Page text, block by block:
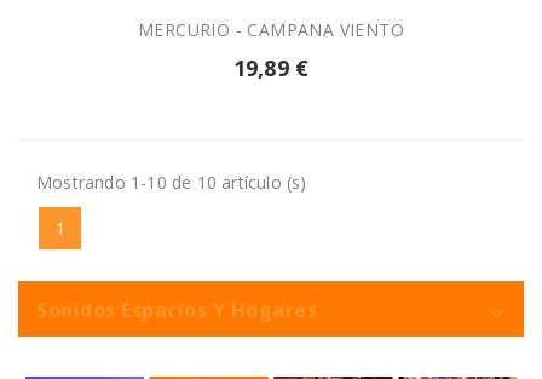
MERCURIO - CAMPANA VIENTO
19,89 €
Mostrando 1-10 de 10 artículo (s)
1
Sonidos Espacios Y Hogares